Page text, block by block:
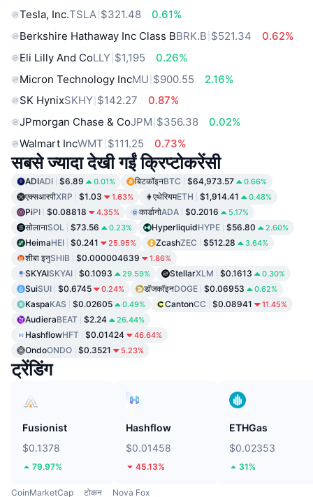
Tesla, Inc.TSLA $321.48
0.61%
Berkshire Hathaway Inc Class BBRK.B $521.34
0.62%
Eli Lilly And CoLLY $1,195
0.26%
Micron Technology IncMU $900.55
2.16%
SK HynixSKHY $142.27
0.87%
JPmorgan Chase & CoJPM $356.38
0.02%
Walmart IncWMT $111.25 0.73%
सबसे ज्यादा देखी गईं क्रिप्टोकरेंसी
ADIADI $6.89 0.01% बिटकॉइनBTC $64,973.57 0.66%
एक्सआरपीXRP $1.03 1.63% एथेरियमETH $1,914.41 0.48%
PiPI $0.08818 4.35% कार्डानोADA $0.2016 5.17%
सोलानाSOL $73.56 0.23% HyperliquidHYPE $56.80 2.60%
HeimaHEI $0.241 25.95% ZcashZEC $512.28 3.64%
शीबा इनुSHIB $0.000004639 1.86%
SKYAISKYAI $0.1093 29.59% StellarXLM $0.1613 0.30%
SuiSUI $0.6745 0.24% डॉजकॉइनDOGE $0.06953 0.62%
KaspaKAS $0.02605 0.49% CantonCC $0.08941 11.45%
AudieraBEAT $2.24 26.44%
HashflowHFT $0.01424 46.64%
OndoONDO $0.3521 5.23%
ट्रेंडिंग
Fusionist
$0.1378
79.97%
Hashflow
$0.01458
45.13%
ETHGas
$0.02353
31%
CoinMarketCap टोकन Nova Fox